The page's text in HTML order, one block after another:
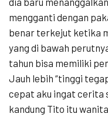
mengganti dengan
benar terkejut ketika
yang di bawah
tahun bisa memiliki
Jauh lebih “tinggi
cepat aku ingat cerita
kandung Tito itu